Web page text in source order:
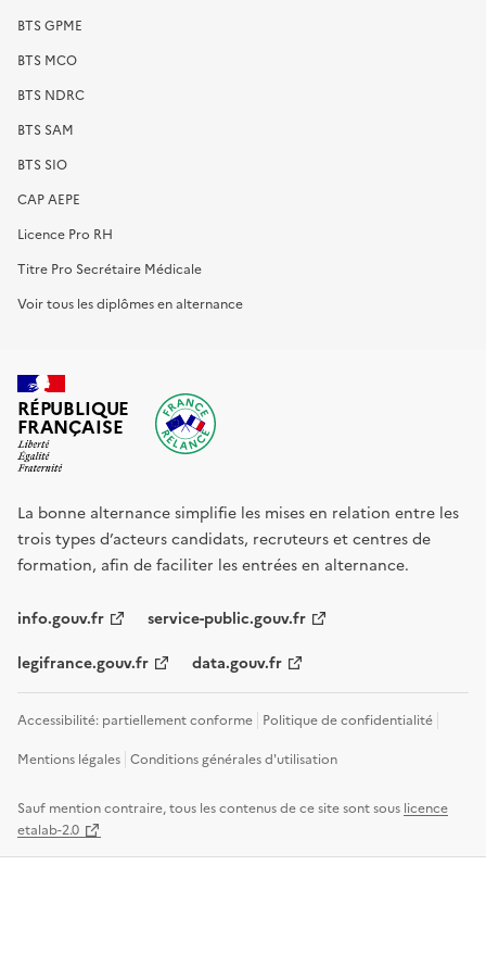
BTS GPME
BTS MCO
BTS NDRC
BTS SAM
BTS SIO
CAP AEPE
Licence Pro RH
Titre Pro Secrétaire Médicale
Voir tous les diplômes en alternance
RÉPUBLIQUE
FRANÇAISE
La bonne alternance simplifie les mises en relation entre les
trois types d’acteurs candidats, recruteurs et centres de
formation, afin de faciliter les entrées en alternance.
info.gouv.fr service-public.gouv.fr
legifrance.gouv.fr data.gouv.fr
Accessibilité: partiellement conforme Politique de confidentialité
Mentions légales Conditions générales d'utilisation
Sauf mention contraire, tous les contenus de ce site sont sous licence
etalab-2.0